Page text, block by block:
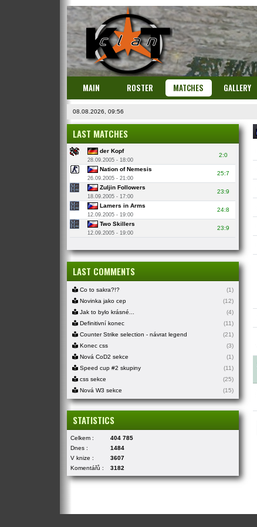
MAIN ROSTER MATCHES GALLERY
08.08.2026, 09:56
LAST MATCHES
der Kopf
28.09.2005 - 18:00
2:0
Nation of Nemesis
26.09.2005 - 21:00
25:7
Zuljin Followers
18.09.2005 - 17:00
23:9
Lamers in Arms
12.09.2005 - 19:00
24:8
Two Skillers
12.09.2005 - 19:00
23:9
LAST COMMENTS
Co to sakra?!?
(1)
Novinka jako cep
(12)
Jak to bylo krásné...
(4)
Definitivní konec
(11)
Counter Strike selection - návrat legend
(21)
Konec css
(3)
Nová CoD2 sekce
(1)
Speed cup #2 skupiny
(11)
css sekce
(25)
Nová W3 sekce
(15)
STATISTICS
Celkem :
404 785
Dnes :
1484
V knize :
3607
Komentářů :
3182